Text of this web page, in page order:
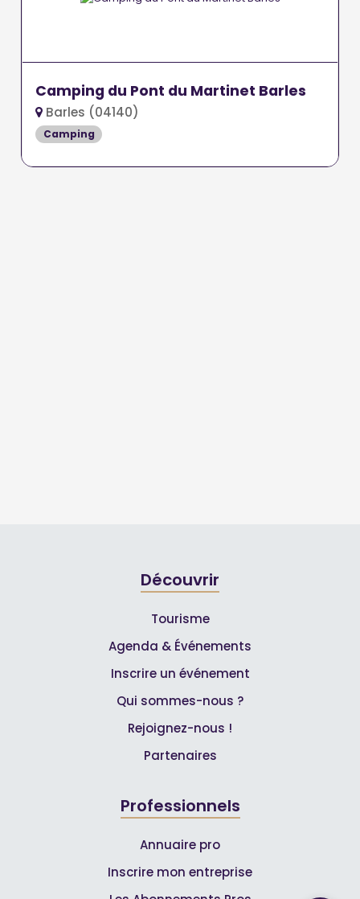
Camping du Pont du Martinet Barles
Barles (04140)
Camping
Découvrir
Tourisme
Agenda & Événements
Inscrire un événement
Qui sommes-nous ?
Rejoignez-nous !
Partenaires
Professionnels
Annuaire pro
Inscrire mon entreprise